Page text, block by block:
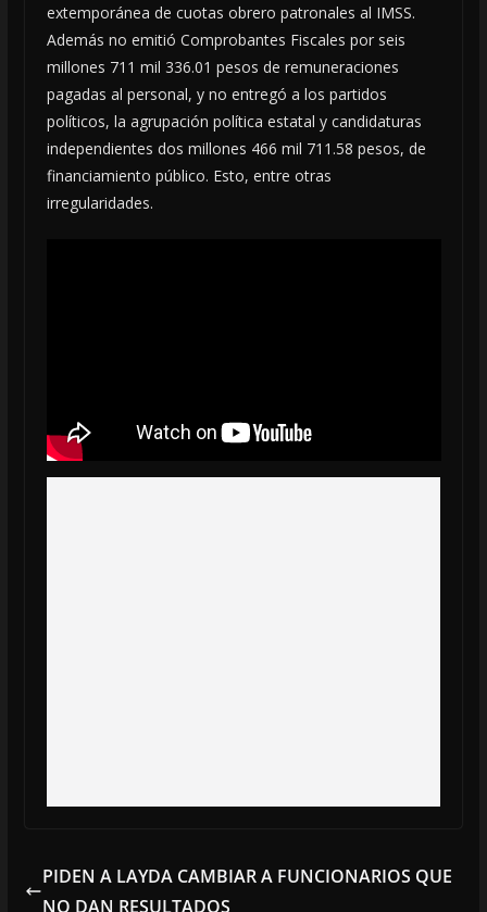
extemporánea de cuotas obrero patronales al IMSS.
Además no emitió Comprobantes Fiscales por seis
millones 711 mil 336.01 pesos de remuneraciones
pagadas al personal, y no entregó a los partidos
políticos, la agrupación política estatal y candidaturas
independientes dos millones 466 mil 711.58 pesos, de
financiamiento público. Esto, entre otras
irregularidades.
PIDEN A LAYDA CAMBIAR A FUNCIONARIOS QUE
NO DAN RESULTADOS